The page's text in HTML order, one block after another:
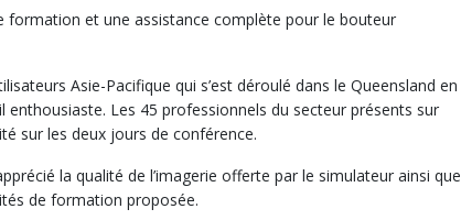
et une assistance complète pour le bouteur
Asie-Pacifique qui s’est déroulé dans le Queensland en
Les 45 professionnels du secteur présents sur
sur les deux jours de conférence.
la qualité de l’imagerie offerte par le simulateur ainsi que
de formation proposée.